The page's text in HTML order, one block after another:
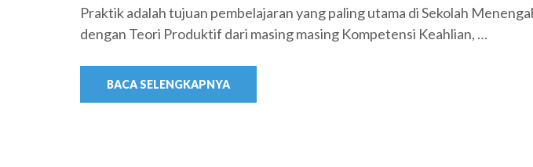
Praktik adalah tujuan pembelajaran yang paling utama di Sekolah
dengan Teori Produktif dari masing masing Kompetensi Keahlian, …
BACA SELENGKAPNYA